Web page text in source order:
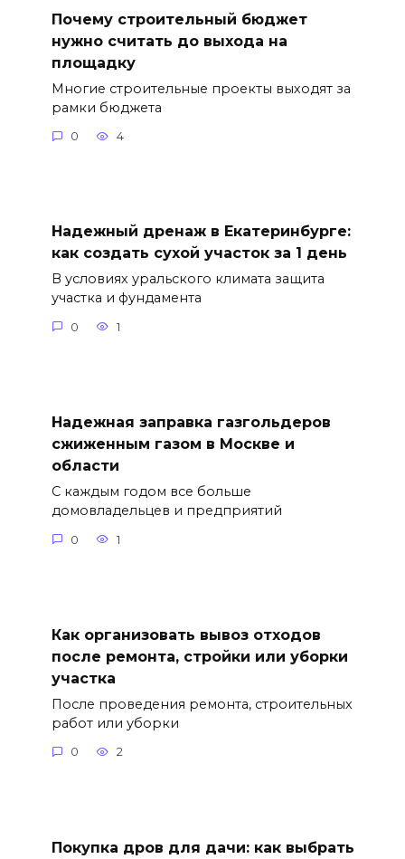
Почему строительный бюджет
нужно считать до выхода на
площадку
Многие строительные проекты выходят за
рамки бюджета
0 4
Надежный дренаж в Екатеринбурге:
как создать сухой участок за 1 день
В условиях уральского климата защита
участка и фундамента
0 1
Надежная заправка газгольдеров
сжиженным газом в Москве и
области
С каждым годом все больше
домовладельцев и предприятий
0 1
Как организовать вывоз отходов
после ремонта, стройки или уборки
участка
После проведения ремонта, строительных
работ или уборки
0 2
Покупка дров для дачи: как выбрать